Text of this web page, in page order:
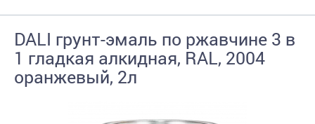
DALI грунт-эмаль по ржавчине 3 в
1 гладкая алкидная, RAL, 2004
оранжевый, 2л